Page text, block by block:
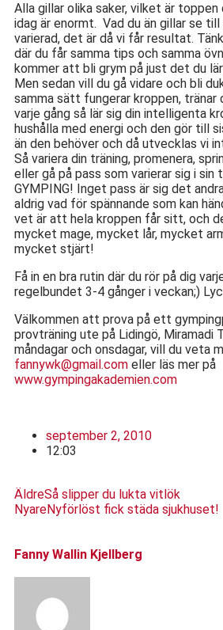
Alla gillar olika saker, vilket är
idag är enormt. Vad du än gillar se
varierad, det är då vi får resultat.
där du får samma tips och samma
kommer att bli grym på just det du
Men sedan vill du gå vidare och bli
samma sätt fungerar kroppen, tränar
varje gång så lär sig din intelligenta
hushålla med energi och den gör till
än den behöver och då utvecklas vi
Så variera din träning, promenera,
eller gå på pass som varierar sig i sin
GYMPING! Inget pass är sig det
aldrig vad för spännande som kan
vet är att hela kroppen får sitt, och
mycket mage, mycket lår, mycket
mycket stjärt!
Få in en bra rutin där du rör på dig
regelbundet 3-4 gånger i veckan;)
Välkommen att prova på ett
provträning ute på Lidingö, Miramadi
måndagar och onsdagar, vill du veta
fannywk@gmail.com eller läs mer på
www.gympingakademien.com
september 2, 2010
12:03
ÄldreSå slipper du lukta vitlök
NyareNyförlöst fick städa sjukhuset!
Fanny Wallin Kjellberg